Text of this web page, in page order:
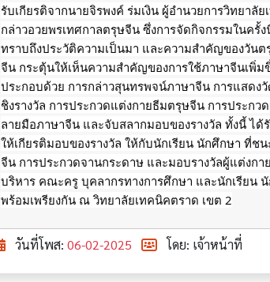
รับเกียรติจากนายจิรพงค์ ร่มเงิน ผู้อำนวยการวิทยาลั
กล่าวอวยพรเทศกาลตรุษจีน ซึ่งการจัดกิจกรรมในครั้
ทราบถึงประวัติความเป็นมา และความสำคัญของวัน
จีน กระตุ้นให้เห็นความสำคัญของการใช้ภาษาจีนเพิ่ม
ประกอบด้วย การกล่าวสุนทรพจน์ภาษาจีน การแสดง
ชิงรางวัล การประกวดแต่งกายธีมตรุษจีน การประกว
ลายมือภาษาจีน และจับสลากมอบของรางวัล ทั้งนี้ ไ
ให้เกียรติมอบของรางวัล ให้กับนักเรียน นักศึกษา ที่ช
จีน การประกวดจานกระดาษ และมอบรางวัลผู้แต่งก
บริหาร คณะครู บุคลากรทางการศึกษา และนักเรียน
พร้อมเพรียงกัน ณ วิทยาลัยเทคนิคตราด เขต 2
วันที่โพส:06-02-2025 โดย: เจ้าหน้าที่